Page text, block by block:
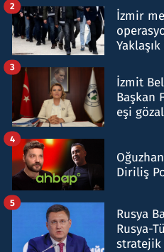
İzmir
2
İzmit
Başkan
eşi
3
Diriliş
4
Rusya
Rusya-
5